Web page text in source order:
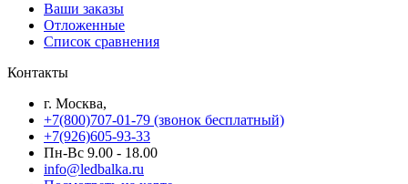
Ваши заказы
Отложенные
Список сравнения
Контакты
г. Москва,
+7(800)707-01-79 (звонок бесплатный)
+7(926)605-93-33
Пн-Вс 9.00 - 18.00
info@ledbalka.ru